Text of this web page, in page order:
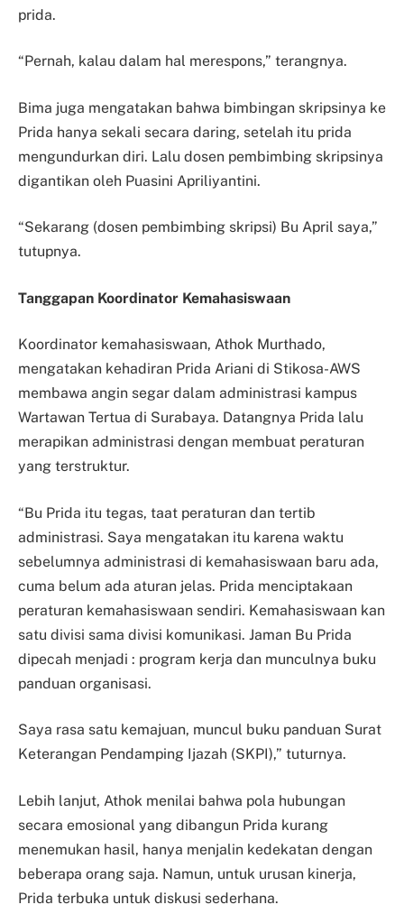
prida.
“Pernah, kalau dalam hal merespons,” terangnya.
Bima juga mengatakan bahwa bimbingan skripsinya ke
Prida hanya sekali secara daring, setelah itu prida
mengundurkan diri. Lalu dosen pembimbing skripsinya
digantikan oleh Puasini Apriliyantini.
“Sekarang (dosen pembimbing skripsi) Bu April saya,”
tutupnya.
Tanggapan Koordinator Kemahasiswaan
Koordinator kemahasiswaan, Athok Murthado,
mengatakan kehadiran Prida Ariani di Stikosa-AWS
membawa angin segar dalam administrasi kampus
Wartawan Tertua di Surabaya. Datangnya Prida lalu
merapikan administrasi dengan membuat peraturan
yang terstruktur.
“Bu Prida itu tegas, taat peraturan dan tertib
administrasi. Saya mengatakan itu karena waktu
sebelumnya administrasi di kemahasiswaan baru ada,
cuma belum ada aturan jelas. Prida menciptakaan
peraturan kemahasiswaan sendiri. Kemahasiswaan kan
satu divisi sama divisi komunikasi. Jaman Bu Prida
dipecah menjadi : program kerja dan munculnya buku
panduan organisasi.
Saya rasa satu kemajuan, muncul buku panduan Surat
Keterangan Pendamping Ijazah (SKPI),” tuturnya.
Lebih lanjut, Athok menilai bahwa pola hubungan
secara emosional yang dibangun Prida kurang
menemukan hasil, hanya menjalin kedekatan dengan
beberapa orang saja. Namun, untuk urusan kinerja,
Prida terbuka untuk diskusi sederhana.